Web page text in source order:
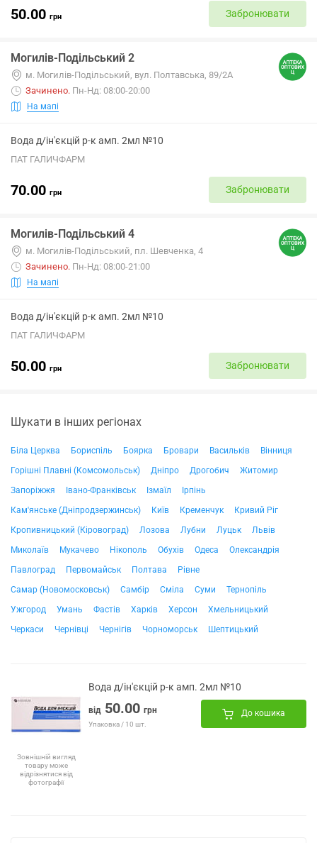
50.00 грн Забронювати
Могилів-Подільський 2
м. Могилів-Подільський, вул. Полтавська, 89/2А
Зачинено. Пн-Нд: 08:00-20:00
На мапі
Вода д/ін'єкцій р-к амп. 2мл №10
ПАТ ГАЛИЧФАРМ
70.00 грн Забронювати
Могилів-Подільський 4
м. Могилів-Подільський, пл. Шевченка, 4
Зачинено. Пн-Нд: 08:00-21:00
На мапі
Вода д/ін'єкцій р-к амп. 2мл №10
ПАТ ГАЛИЧФАРМ
50.00 грн Забронювати
Шукати в інших регіонах
Біла Церква Бориспіль Боярка Бровари Васильків
Вінниця
Горішні Плавні (Комсомольськ)
Дніпро Дрогобич
Житомир
Запоріжжя
Івано-Франківськ Ізмаїл
Ірпінь
Кам'янське (Дніпродзержинськ)
Київ Кременчук
Кривий Ріг
Кропивницький (Кіровоград)
Лозова Лубни Луцьк
Львів
Миколаїв
Мукачево Нікополь Обухів Одеса
Олександрія
Павлоград
Первомайськ Полтава
Рівне
Самар (Новомосковськ)
Самбір Сміла Суми
Тернопіль
Ужгород
Умань Фастів Харків Херсон
Хмельницький
Черкаси
Чернівці Чернігів Чорноморськ Шептицький
Зовнішній вигляд
товару може
відрізнятися від
фотографії
Вода д/ін'єкцій р-к амп. 2мл №10
від 50.00 грн
Упаковка / 10 шт.
До кошика